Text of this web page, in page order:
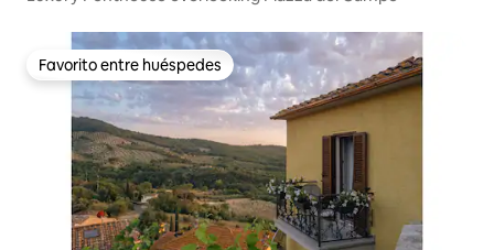
Favorito entre huéspedes
Favorito entre huéspedes